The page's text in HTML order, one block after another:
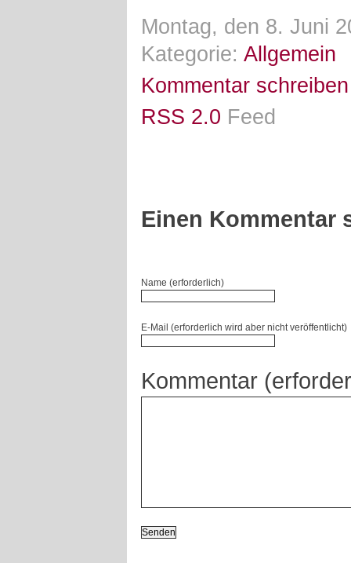
Montag, den 8. Juni
Kategorie: Allgemein
Kommentar schreiben
RSS 2.0 Feed
Einen Kommentar
Name (erforderlich)
E-Mail (erforderlich wird aber nicht veröffentlicht)
Kommentar